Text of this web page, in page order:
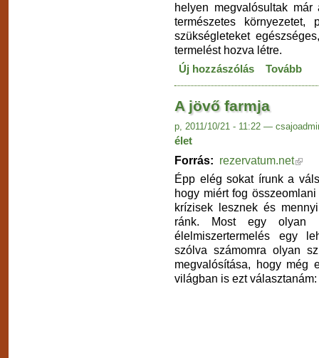
helyen megvalósultak
természetes
szükségleteket
termelést hozva létre.
Új hozzászólás Tovább
A jövő farmja
p, 2011/10/21 - 11:22 —
élet
Forrás: rezervatum.net
Épp elég sokat írunk a
hogy miért fog
krízisek lesznek és
ránk. Most egy olyan
élelmiszertermelés egy
szólva számomra olyan
megvalósítása, hogy még
világban is ezt választanám: